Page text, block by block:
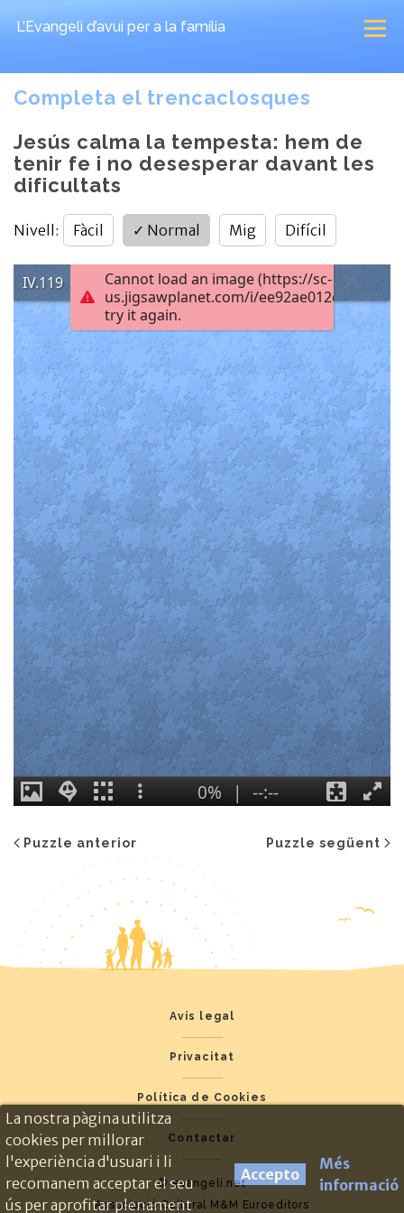
L’Evangeli d’avui per a la família
Completa el trencaclosques
Jesús calma la tempesta: hem de
tenir fe i no desesperar davant les
dificultats
Nivell : Fàcil ✓ Normal Mig Difícil
Puzzle anterior Puzzle següent
Avís legal
Privacitat
Política de Cookies
Contactar
© evangeli.net
Associació Cultural M&M Euroeditors
La nostra pàgina utilitza
cookies per millorar
l'experiència d'usuari i li
recomanem acceptar el seu
ús per aprofitar plenament
Accepto
Més
informació